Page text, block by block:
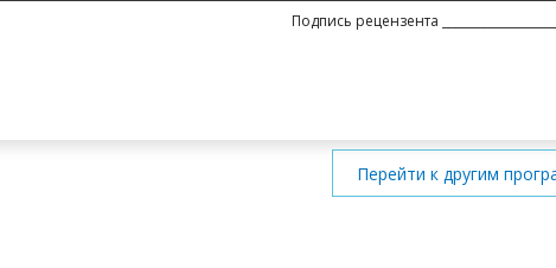
Подпись рецензента
Перейти к другим